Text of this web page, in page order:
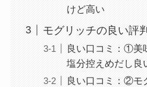
けど高い
モグリッチの良い評
良い口コミ：①美
塩分控えめだし良
良い口コミ：②モ